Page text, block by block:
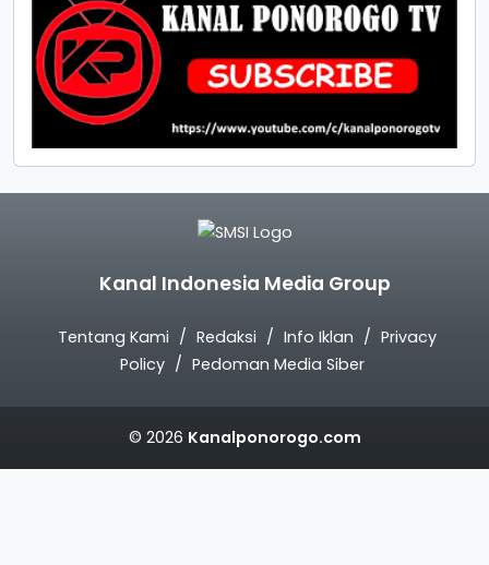
Kanal Indonesia Media Group
Tentang Kami Redaksi Info Iklan
Privacy
Policy
Pedoman Media Siber
© 2026 Kanalponorogo.com